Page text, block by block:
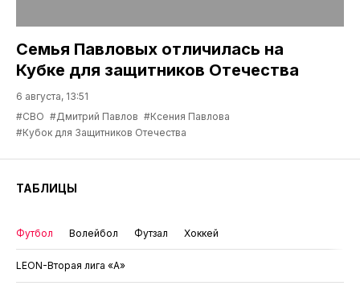
Семья Павловых отличилась на
Кубке для защитников Отечества
6 августа, 13:51
#СВО #Дмитрий Павлов #Ксения Павлова
#Кубок для Защитников Отечества
ТАБЛИЦЫ
Футбол Волейбол Футзал Хоккей
LEON-Вторая лига «А»